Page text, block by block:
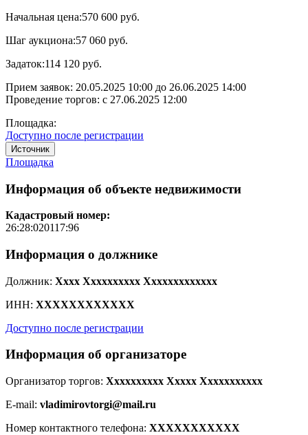
Начальная цена:570 600 руб.
Шаг аукциона:57 060 руб.
Задаток:114 120 руб.
Прием заявок: 20.05.2025 10:00 до 26.06.2025 14:00
Проведение торгов: с 27.06.2025 12:00
Площадка:
Доступно после регистрации
Источник
Площадка
Информация об объекте недвижимости
Кадастровый номер:
26:28:020117:96
Информация о должнике
Должник: Xxxx Xxxxxxxxxx Xxxxxxxxxxxxx
ИНН: XXXXXXXXXXXX
Доступно после регистрации
Информация об организаторе
Организатор торгов: Xxxxxxxxxx Xxxxx Xxxxxxxxxxx
E-mail: vladimirovtorgi@mail.ru
Номер контактного телефона: XXXXXXXXXXX